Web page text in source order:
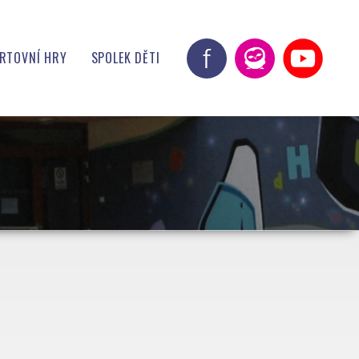
JÍDELNY
HRY
CSH
SPOLEK DĚTI